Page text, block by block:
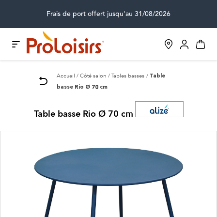
Frais de port offert jusqu'au 31/08/2026
Accueil Côté salon Tables basses Table
basse Rio Ø 70 cm
Table basse Rio Ø 70 cm